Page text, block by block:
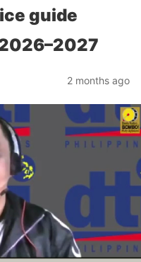
guide
2 months ago